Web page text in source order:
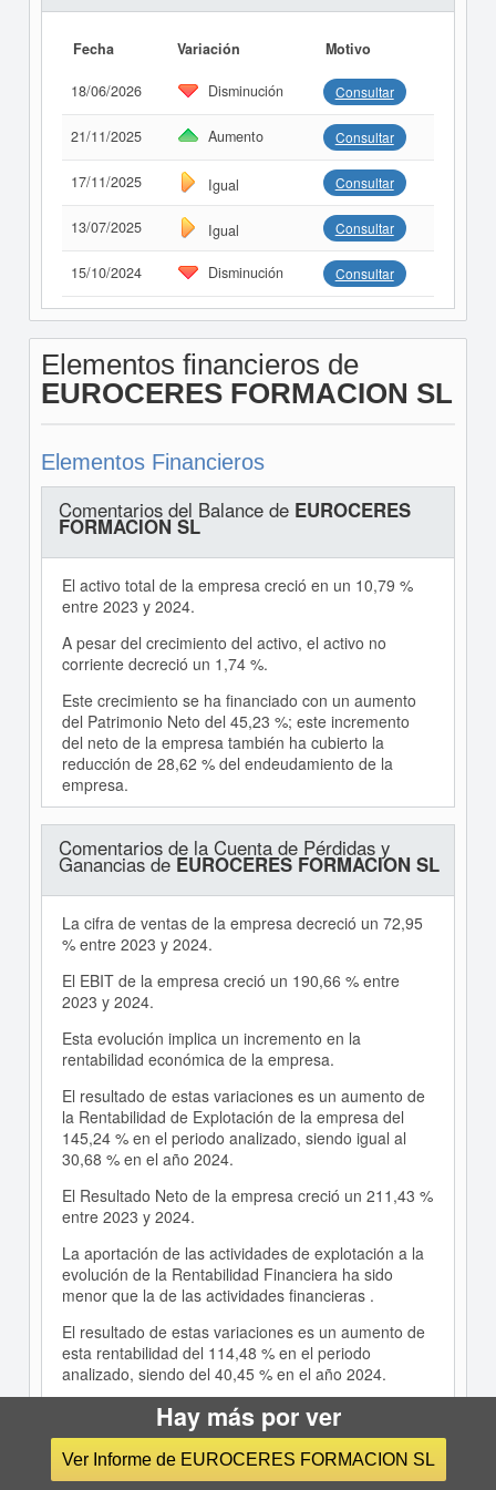
Fecha Variación Motivo
18/06/2026 Disminución Consultar
21/11/2025 Aumento Consultar
17/11/2025 Igual Consultar
13/07/2025 Igual Consultar
15/10/2024 Disminución Consultar
Elementos financieros de
EUROCERES FORMACION SL
Elementos Financieros
Comentarios del Balance de EUROCERES
FORMACION SL
El activo total de la empresa creció en un 10,79 %
entre 2023 y 2024.
A pesar del crecimiento del activo, el activo no
corriente decreció un 1,74 %.
Este crecimiento se ha financiado con un aumento
del Patrimonio Neto del 45,23 %; este incremento
del neto de la empresa también ha cubierto la
reducción de 28,62 % del endeudamiento de la
empresa.
Comentarios de la Cuenta de Pérdidas y
Ganancias deEUROCERES FORMACION SL
La cifra de ventas de la empresa decreció un 72,95
% entre 2023 y 2024.
El EBIT de la empresa creció un 190,66 % entre
2023 y 2024.
Esta evolución implica un incremento en la
rentabilidad económica de la empresa.
El resultado de estas variaciones es un aumento de
la Rentabilidad de Explotación de la empresa del
145,24 % en el periodo analizado, siendo igual al
30,68 % en el año 2024.
El Resultado Neto de la empresa creció un 211,43 %
entre 2023 y 2024.
La aportación de las actividades de explotación a la
evolución de la Rentabilidad Financiera ha sido
menor que la de las actividades financieras .
El resultado de estas variaciones es un aumento de
esta rentabilidad del 114,48 % en el periodo
analizado, siendo del 40,45 % en el año 2024.
La cifra de ventas de la empresa creció un 71,02 %
entre 2022 y 2023.
El EBIT de la empresa creció un 62,23 % entre 2022
Hay más por ver
Ver Informe de EUROCERES FORMACION SL